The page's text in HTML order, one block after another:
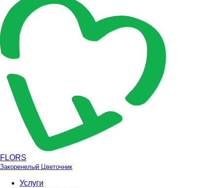
FLORS
Закоренелый Цветочник
Услуги